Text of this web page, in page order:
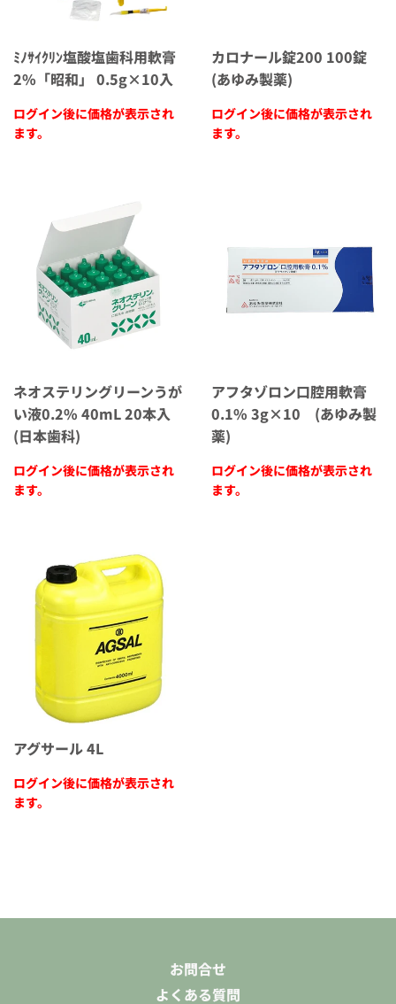
ﾐﾉｻｲｸﾘﾝ塩酸塩歯科用軟膏
2%「昭和」 0.5g×10入
ログイン後に価格が表示され
ます。
カロナール錠200 100錠
(あゆみ製薬)
ログイン後に価格が表示され
ます。
ネオステリングリーンうが
い液0.2% 40mL 20本入
(日本歯科)
ログイン後に価格が表示され
ます。
アフタゾロン口腔用軟膏
0.1% 3g×10 (あゆみ製
薬)
ログイン後に価格が表示され
ます。
アグサール 4L
ログイン後に価格が表示され
ます。
お問合せ
よくある質問